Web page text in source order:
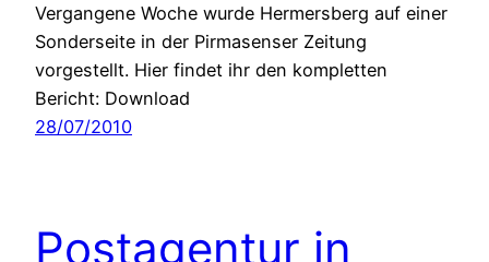
Vergangene Woche wurde Hermersberg auf einer
Sonderseite in der Pirmasenser Zeitung
vorgestellt. Hier findet ihr den kompletten
Bericht: Download
28/07/2010
Postagentur in